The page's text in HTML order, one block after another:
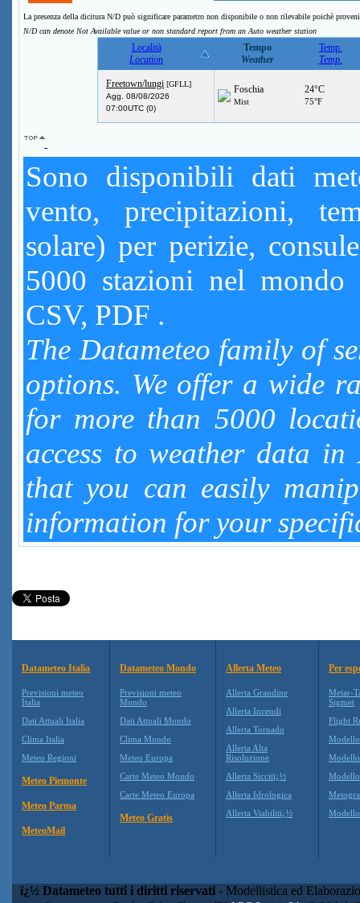
La presenza della dicitura N/D può significare parametro non disponibile o non rilevabile poichè
N/D can denote Not Available value or non standard report from an Auto weather station
Località
Location
Tempo
Weather
Temp.
Temp.
Freetown/lungi [GFLL]
Agg. 08/08/2026
07:00UTC (0)
Foschia
Mist
24°C
75°F
Sono disponibili dati
vento, precipitazioni,
solare) per perizie,
5000 stazioni nel
CSV, PDF .
The Datameteo family of
options. We offer a wide
for more than 5000
access to weather data
that you can easily
information for your
Datameteo Italia
Previsioni meteo
Italia
Dati Attuali Italia
Clima Italia
Meteo Regioni
Meteo Piemonte
Meteo Parma
MeteoMail
Datameteo Mondo
Previsioni meteo
Mondo
Dati Attuali Mondo
Clima Mondo
Meteo Europa
Carte Meteo Mondo
Carte Meteo Europa
Meteo Gratis
Allerta Meteo
Allerta Grandine
Allerta Incendi
Allerta Tornado
Allerta Alta
Risoluzione
Allerta Siccitï¿½
Allerta Idrologica
Allerta Viabilitï¿½
Per
Metar-
Sigmet
Flight
Modello
ï¿½ Datameteo tutti i diritti riservati - Modellistica ed